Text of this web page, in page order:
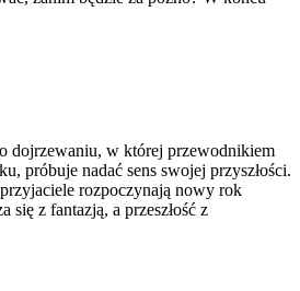
dojrzewaniu, w której przewodnikiem
próbuje nadać sens swojej przyszłości.
rozpoczynają nowy rok
z fantazją, a przeszłość z